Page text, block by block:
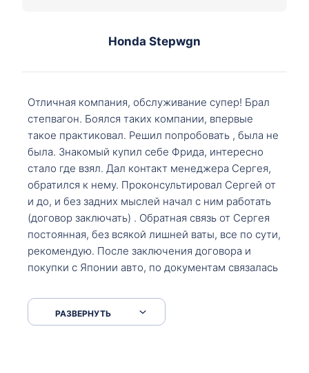
Honda Stepwgn
Отличная компания, обслуживание супер! Брал
степвагон. Боялся таких компании, впервые
такое практиковал. Решил попробовать , была не
была. Знакомый купил себе Фрида, интересно
стало где взял. Дал контакт менеджера Сергея,
обратился к нему. Проконсультировал Сергей от
и до, и без задних мыслей начал с ним работать
(договор заключать) . Обратная связь от Сергея
постоянная, без всякой лишней ваты, все по сути,
рекомендую. После заключения договора и
покупки с Японии авто, по документам связалась
что заполнить, куда зайти, образцы и т.д. После
приехал за авто. Меня тепло встретили Сергей с
РАЗВЕРНУТЬ